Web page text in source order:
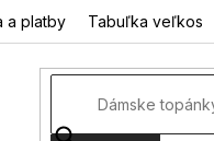
a platby Tabuľka veľkostí